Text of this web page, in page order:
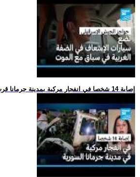
.. إصابة 14 شخصا في انفجار مركبة بمدينة جرمانا قرب دمشق